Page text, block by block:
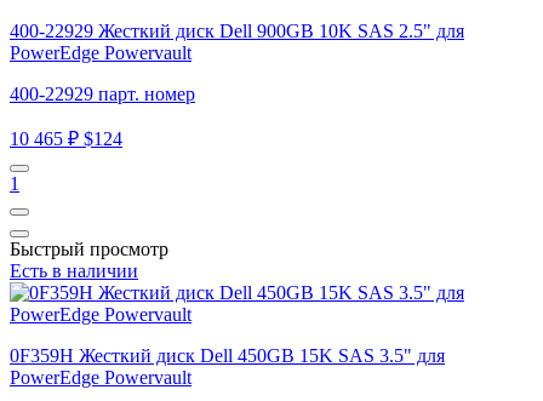
400-22929 Жесткий диск Dell 900GB 10K SAS 2.5" для
PowerEdge Powervault
400-22929 парт. номер
10 465 ₽ $124
1
Быстрый просмотр
Есть в наличии
0F359H Жесткий диск Dell 450GB 15K SAS 3.5" для
PowerEdge Powervault